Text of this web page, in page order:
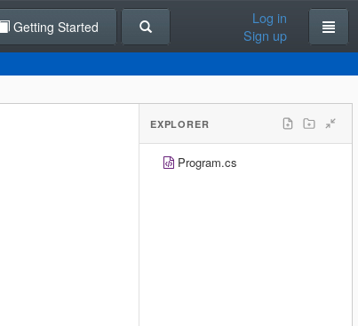
Getting Started
Log in
Sign up
EXPLORER
Program.cs